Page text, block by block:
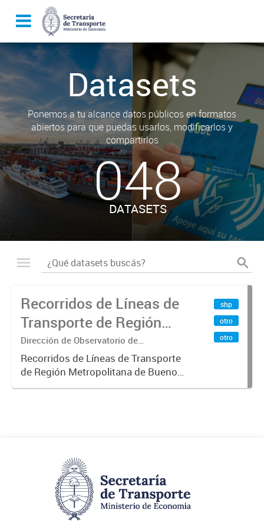
Datasets
Ponemos a tu alcance datos públicos en formatos
abiertos para que puedas usarlos, modificarlos y
compartirlos
048
DATASETS
Recorridos de Líneas de
Transporte de Región
Metropolitana de
Buenos Aires (RMBA)
Dirección de Observatorio de
Transporte, Estudio y Sistemas
Recorridos de Líneas de Transporte
de Región Metropolitana de Buenos
Aires (RMBA).-
shp
otro
otro